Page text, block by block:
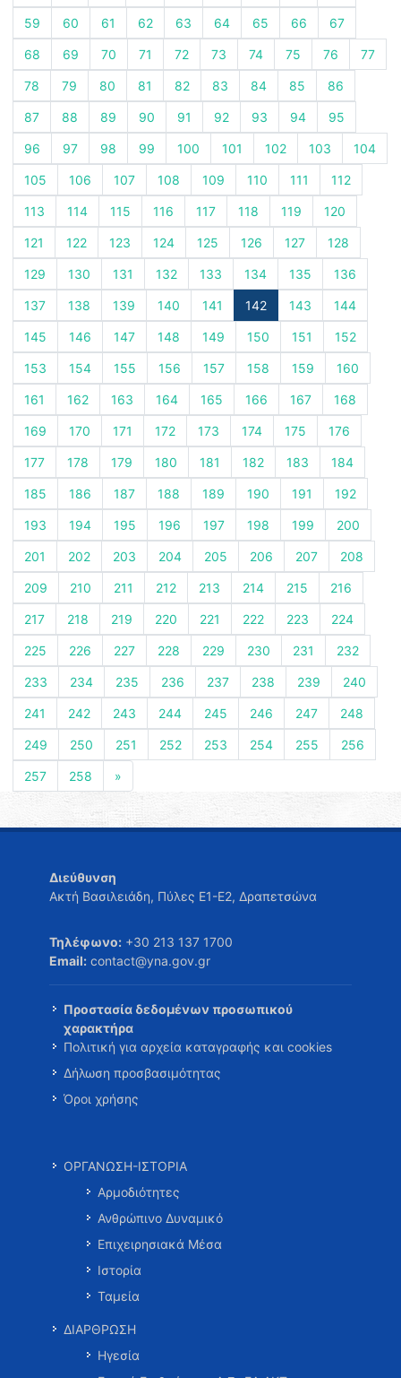
59 60 61 62 63 64 65 66 67
68 69 70 71 72 73 74 75 76 77
78 79 80 81 82 83 84 85 86
87 88 89 90 91 92 93 94 95
96 97 98 99 100 101 102 103 104
105 106 107 108 109 110 111 112
113 114 115 116 117 118 119 120
121 122 123 124 125 126 127 128
129 130 131 132 133 134 135 136
137 138 139 140 141 142 143 144
145 146 147 148 149 150 151 152
153 154 155 156 157 158 159 160
161 162 163 164 165 166 167 168
169 170 171 172 173 174 175 176
177 178 179 180 181 182 183 184
185 186 187 188 189 190 191 192
193 194 195 196 197 198 199 200
201 202 203 204 205 206 207 208
209 210 211 212 213 214 215 216
217 218 219 220 221 222 223 224
225 226 227 228 229 230 231 232
233 234 235 236 237 238 239 240
241 242 243 244 245 246 247 248
249 250 251 252 253 254 255 256
257 258 »
Διεύθυνση
Ακτή Βασιλειάδη, Πύλες Ε1-Ε2, Δραπετσώνα
Τηλέφωνο: +30 213 137 1700
Email: contact@yna.gov.gr
Προστασία δεδομένων προσωπικού
χαρακτήρα
Πολιτική για αρχεία καταγραφής και cookies
Δήλωση προσβασιμότητας
Όροι χρήσης
ΟΡΓΑΝΩΣΗ-ΙΣΤΟΡΙΑ
Αρμοδιότητες
Ανθρώπινο Δυναμικό
Επιχειρησιακά Μέσα
Ιστορία
Ταμεία
ΔΙΑΡΘΡΩΣΗ
Ηγεσία